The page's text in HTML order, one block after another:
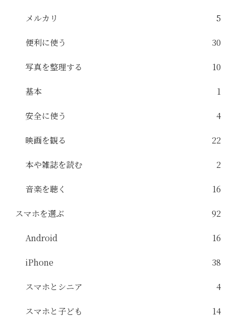
メルカリ 5
便利に使う 30
写真を整理する 10
基本 1
安全に使う 4
映画を観る 22
本や雑誌を読む 2
音楽を聴く 16
スマホを選ぶ 92
Android 16
iPhone 38
スマホとシニア 4
スマホと子ども 14